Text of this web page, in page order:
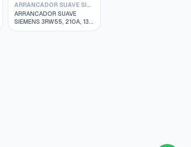
ARRANCADOR SUAVE SIEMENS 3RW55
ARRANCADOR SUAVE
SIEMENS 3RW55, 210A, 132
KW, 200-480V 3RW5544-